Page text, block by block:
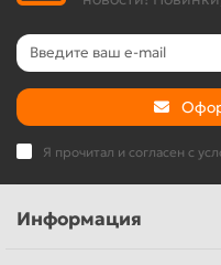
Я прочитал и согласен с
Информация